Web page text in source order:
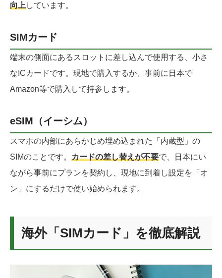
向上しています。
SIMカード
端末の側面にあるスロットに差し込んで使用する、小さ
なICカードです。現地で購入するか、事前に日本で
Amazon等で購入して持参します。
eSIM（イーシム）
スマホの内部にあらかじめ埋め込まれた「内蔵型」の
SIMのことです。 カードの差し替えが不要で、日本にい
ながら事前にプランを契約し、現地に到着し設定を「オ
ン」にするだけで使い始められます。
海外「SIMカード」を徹底解説